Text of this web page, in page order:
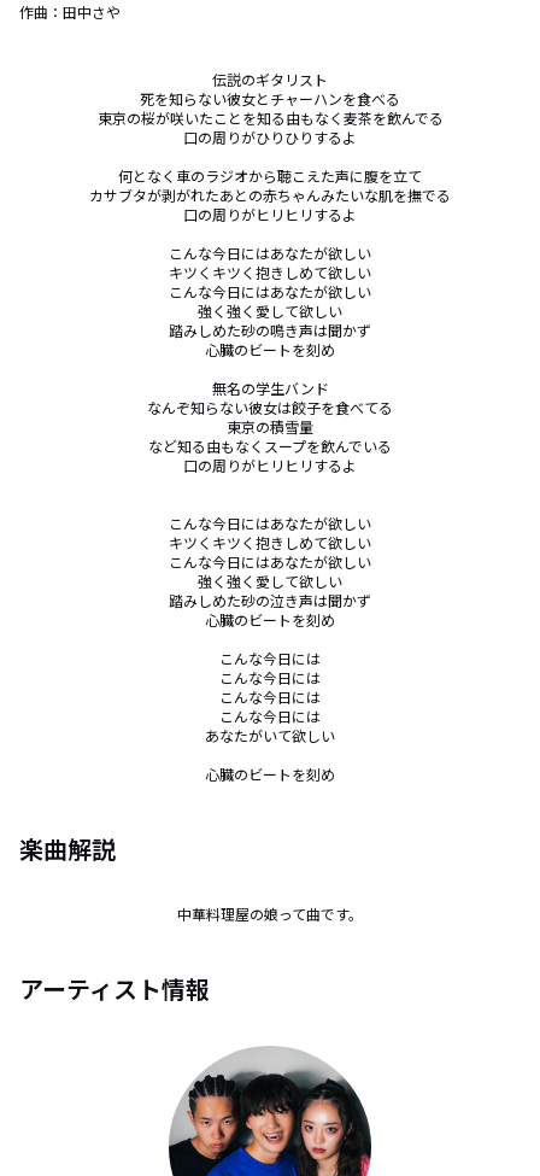
作曲： 田中さや
伝説のギタリスト
死を知らない彼女とチャーハンを食べる
東京の桜が咲いたことを知る由もなく麦茶を飲んでる
口の周りがひりひりするよ
何となく車のラジオから聴こえた声に腹を立て
カサブタが剥がれたあとの赤ちゃんみたいな肌を撫でる
口の周りがヒリヒリするよ
こんな今日にはあなたが欲しい
キツくキツく抱きしめて欲しい
こんな今日にはあなたが欲しい
強く強く愛して欲しい
踏みしめた砂の鳴き声は聞かず
心臓のビートを刻め
無名の学生バンド
なんぞ知らない彼女は餃子を食べてる
東京の積雪量
など知る由もなくスープを飲んでいる
口の周りがヒリヒリするよ
こんな今日にはあなたが欲しい
キツくキツく抱きしめて欲しい
こんな今日にはあなたが欲しい
強く強く愛して欲しい
踏みしめた砂の泣き声は聞かず
心臓のビートを刻め
こんな今日には
こんな今日には
こんな今日には
こんな今日には
あなたがいて欲しい
心臓のビートを刻め
楽曲解説
中華料理屋の娘って曲です。
アーティスト情報